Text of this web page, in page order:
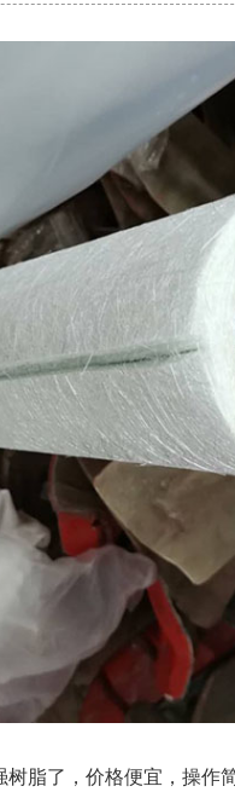
树脂了，价格便宜，操作